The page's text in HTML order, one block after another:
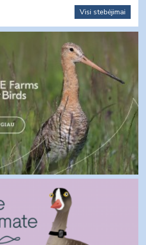
Visi stebėjimai